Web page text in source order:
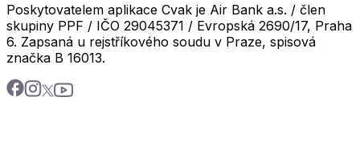
Poskytovatelem aplikace Cvak je Air Bank a.s. / člen
skupiny PPF / IČO 29045371 / Evropská 2690/17, Praha
6. Zapsaná u rejstříkového soudu v Praze, spisová
značka B 16013.